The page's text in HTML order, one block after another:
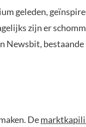
geleden,
zijn er
Newsbit,
De